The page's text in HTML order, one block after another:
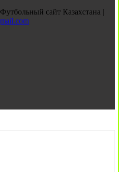
сайт Казахстана |